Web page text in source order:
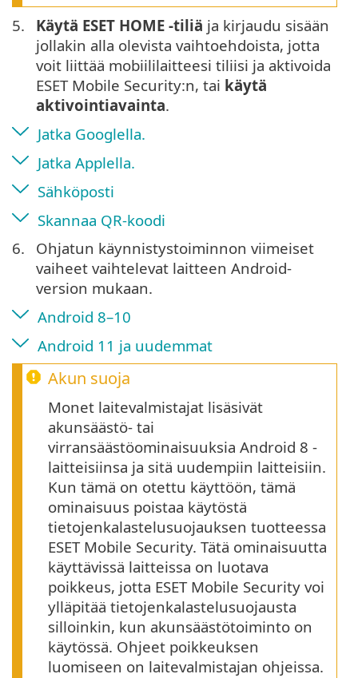
5.
Käytä ESET HOME -tiliä ja kirjaudu sisään
jollakin alla olevista vaihtoehdoista, jotta
voit liittää mobiililaitteesi tiliisi ja aktivoida
ESET Mobile Security:n, tai käytä
aktivointiavainta.
Jatka Googlella.
Jatka Applella.
Sähköposti
Skannaa QR-koodi
6.
Ohjatun käynnistystoiminnon viimeiset
vaiheet vaihtelevat laitteen Android-
version mukaan.
Android 8–10
Android 11 ja uudemmat
Akun suoja
Monet laitevalmistajat lisäsivät
akunsäästö- tai
virransäästöominaisuuksia Android 8 -
laitteisiinsa ja sitä uudempiin laitteisiin.
Kun tämä on otettu käyttöön, tämä
ominaisuus poistaa käytöstä
tietojenkalastelusuojauksen tuotteessa
ESET Mobile Security. Tätä ominaisuutta
käyttävissä laitteissa on luotava
poikkeus, jotta ESET Mobile Security voi
ylläpitää tietojenkalastelusuojausta
silloinkin, kun akunsäästötoiminto on
käytössä. Ohjeet poikkeuksen
luomiseen on laitevalmistajan ohjeissa.